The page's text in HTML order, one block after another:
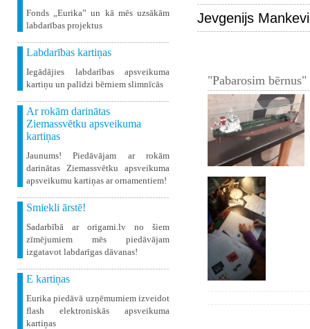
Fonds „Eurika” un kā mēs uzsākām
labdarības projektus
Labdarības kartiņas
Iegādājies labdarības apsveikuma
kartiņu un palīdzi bērniem slimnīcās
Ar rokām darinātas
Ziemassvētku apsveikuma
kartiņas
Jaunums! Piedāvājam ar rokām
darinātas Ziemassvētku apsveikuma
apsveikumu kartiņas ar ornamentiem!
Smiekli ārstē!
Sadarbībā ar origami.lv no šiem
zīmējumiem mēs piedāvājam
izgatavot labdarīgas dāvanas!
E kartiņas
Eurika piedāvā uzņēmumiem izveidot
flash elektroniskās apsveikuma
kartiņas
Jevgenijs
"Pabarosim